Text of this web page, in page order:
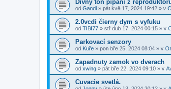
Divny ton pipani z
od Gandi » pát kvě 17, 2024 19:42 » v
2.0vcdi čierny dym s vyfuku
od TIBI77 » stř dub 17, 2024 00:15 » v
Parkovací senzory
od Kuře » pon bře 25, 2024 08:04 » v
Zapadnuty zamok vo dverach
od xwing » pát bře 22, 2024 09:10 » v
Cuvacie svetlá.